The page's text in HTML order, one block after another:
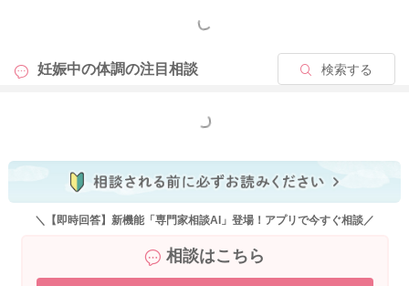
もっと見る
妊娠中の体調の注目相談 検索する
もっと見る
＼【即時回答】新機能「専門家相談AI」登場！アプリで今すぐ相談／
相談はこちら